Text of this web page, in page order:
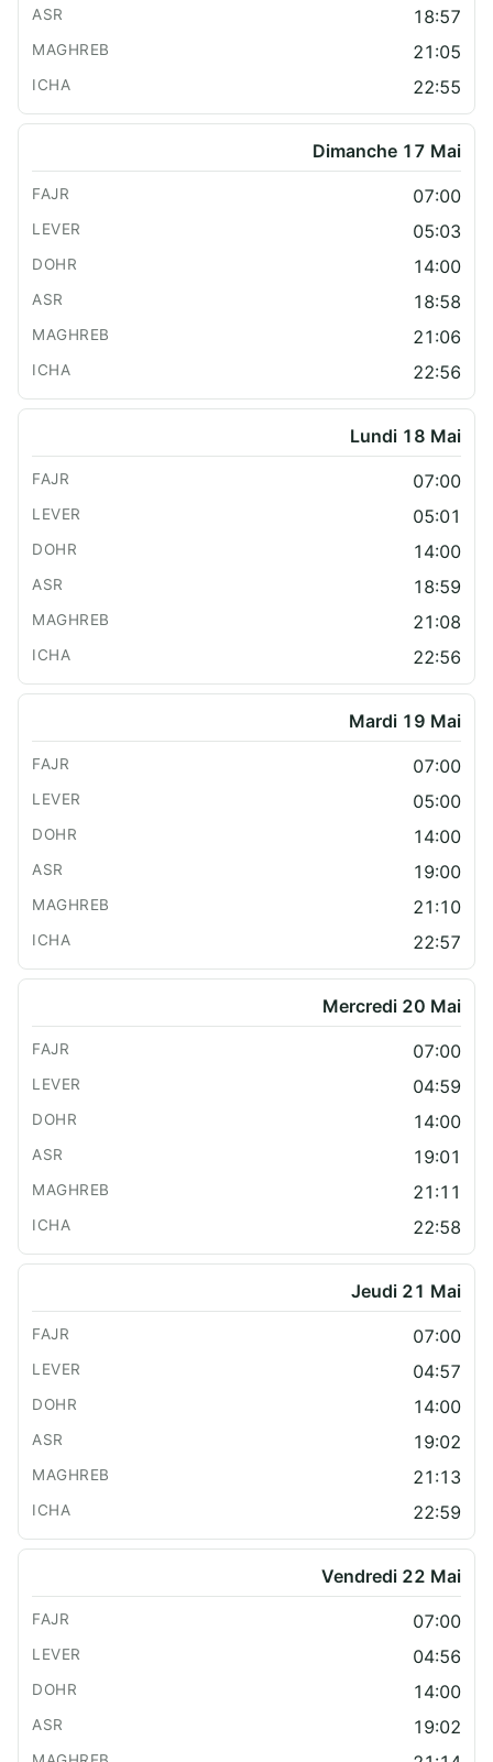
18:57
21:05
22:55
Dimanche 17 Mai
07:00
05:03
14:00
18:58
21:06
22:56
Lundi 18 Mai
07:00
05:01
14:00
18:59
21:08
22:56
Mardi 19 Mai
07:00
05:00
14:00
19:00
21:10
22:57
Mercredi 20 Mai
07:00
04:59
14:00
19:01
21:11
22:58
Jeudi 21 Mai
07:00
04:57
14:00
19:02
21:13
22:59
Vendredi 22 Mai
07:00
04:56
14:00
19:02